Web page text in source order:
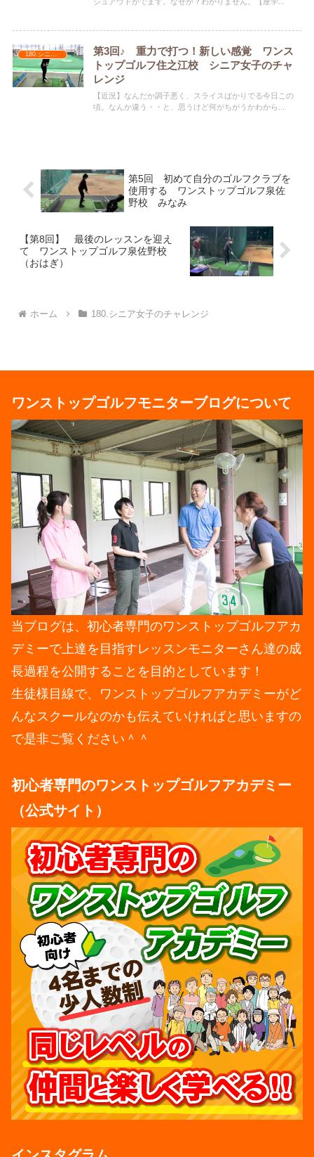
第3回♪ 重力で打つ！新しい感覚 ワンス
トップゴルフ住之江校 シニア女子のチャ
レンジ
【近況】なんだか調子悪く、スライスばかりでる今日この
頃。なんか違う・・と、思うけど何がちがうかわから...
第5回 初めて自分のゴルフクラブを
使用する ワンストップゴルフ泉佐
野校 みなみ
【第8回】 最後のレッスンを迎え
て ワンストップゴルフ泉佐野校
（おはぎ）
ホーム 180.シニア女子のチャレンジ
ワンストップゴルフモニターブログについて
当ブログは、初心者専門のワンストップゴルフアカ
デミーで上達を目指すレッスンモニターさん達の成
長過程を公開することを目的としています！
生徒様目線で、ワンストップゴルフアカデミーがど
んなスクールなのかも伝えていければと思いますの
で是非ご覧ください＾＾
初心者専門のワンストップゴルフアカデミー
（公式サイト）